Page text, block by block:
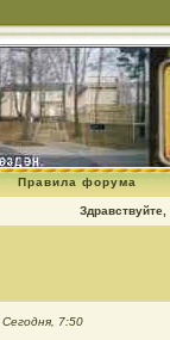
Правила форума
Здравствуйте,
Сегодня, 7:50